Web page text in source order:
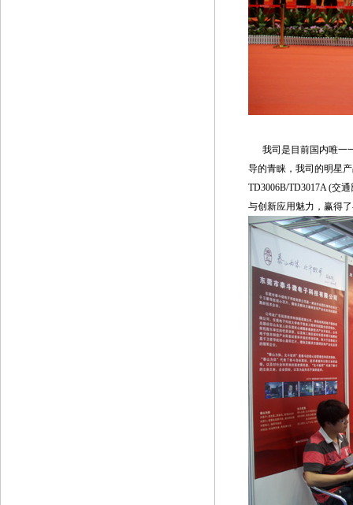
我司是目前国内唯一
导的青睐，我司的明星
TD3006B/TD3017A (交
与创新应用魅力，赢得